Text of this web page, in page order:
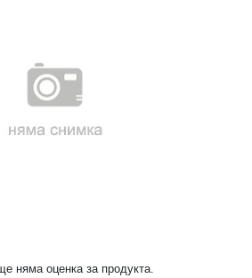
няма оценка за продукта.